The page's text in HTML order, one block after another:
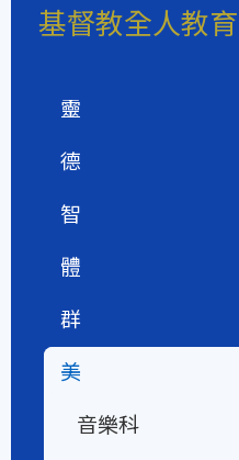
基督教全人教育
靈
德
智
體
群
美
音樂科